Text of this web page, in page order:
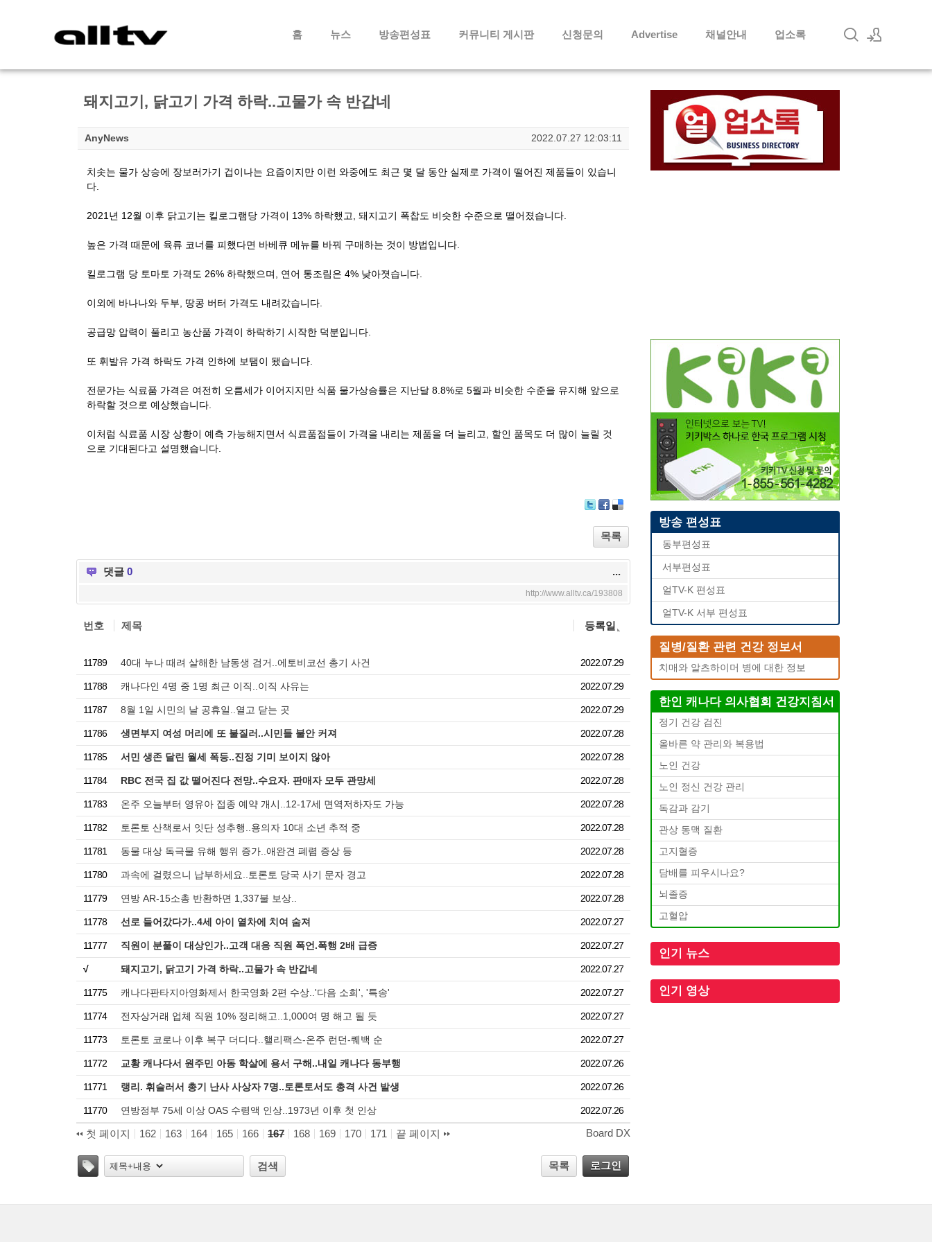
로그인
회원가입
홈 뉴스 방송편성표 커뮤니티 게시판 신청문의 Advertise 채널안내 업소록
돼지고기, 닭고기 가격 하락..고물가 속 반갑네
AnyNews 2022.07.27 12:03:11
치솟는 물가 상승에 장보러가기 겁이나는 요즘이지만 이런 와중에도 최근 몇 달 동안 실제로 가격이 떨어진 제품들이 있습니
다.
2021년 12월 이후 닭고기는 킬로그램당 가격이 13% 하락했고, 돼지고기 폭찹도 비슷한 수준으로 떨어졌습니다.
높은 가격 때문에 육류 코너를 피했다면 바베큐 메뉴를 바꿔 구매하는 것이 방법입니다.
킬로그램 당 토마토 가격도 26% 하락했으며, 연어 통조림은 4% 낮아졋습니다.
이외에 바나나와 두부, 땅콩 버터 가격도 내려갔습니다.
공급망 압력이 풀리고 농산품 가격이 하락하기 시작한 덕분입니다.
또 휘발유 가격 하락도 가격 인하에 보탬이 됐습니다.
전문가는 식료품 가격은 여전히 오름세가 이어지지만 식품 물가상승률은 지난달 8.8%로 5월과 비슷한 수준을 유지해 앞으로
하락할 것으로 예상했습니다.
이처럼 식료품 시장 상황이 예측 가능해지면서 식료품점들이 가격을 내리는 제품을 더 늘리고, 할인 품목도 더 많이 늘릴 것
으로 기대된다고 설명했습니다.
wi
r
ac
eb
oo
k
eli
ci
ou
s
목록
댓글 0 ...
http://www.alltv.ca/193808
번호 제목 등록일
11789 40대 누나 때려 살해한 남동생 검거..에토비코선 총기 사건 2022.07.29
11788 캐나다인 4명 중 1명 최근 이직..이직 사유는 2022.07.29
11787 8월 1일 시민의 날 공휴일..열고 닫는 곳 2022.07.29
11786 생면부지 여성 머리에 또 불질러..시민들 불안 커져 2022.07.28
11785 서민 생존 달린 월세 폭등..진정 기미 보이지 않아 2022.07.28
11784 RBC 전국 집 값 떨어진다 전망..수요자. 판매자 모두 관망세 2022.07.28
11783 온주 오늘부터 영유아 접종 예약 개시..12-17세 면역저하자도 가능 2022.07.28
11782 토론토 산책로서 잇단 성추행..용의자 10대 소년 추적 중 2022.07.28
11781 동물 대상 독극물 유해 행위 증가..애완견 폐렴 증상 등 2022.07.28
11780 과속에 걸렸으니 납부하세요..토론토 당국 사기 문자 경고 2022.07.28
11779 연방 AR-15소총 반환하면 1,337불 보상.. 2022.07.28
11778 선로 들어갔다가..4세 아이 열차에 치여 숨져 2022.07.27
11777 직원이 분풀이 대상인가..고객 대응 직원 폭언.폭행 2배 급증 2022.07.27
√ 돼지고기, 닭고기 가격 하락..고물가 속 반갑네 2022.07.27
11775 캐나다판타지아영화제서 한국영화 2편 수상..'다음 소희', '특송' 2022.07.27
11774 전자상거래 업체 직원 10% 정리해고..1,000여 명 해고 될 듯 2022.07.27
11773 토론토 코로나 이후 복구 더디다..핼리팩스-온주 런던-퀘백 순 2022.07.27
11772 교황 캐나다서 원주민 아동 학살에 용서 구해..내일 캐나다 동부행 2022.07.26
11771 랭리. 휘슬러서 총기 난사 사상자 7명..토론토서도 총격 사건 발생 2022.07.26
11770 연방정부 75세 이상 OAS 수령액 인상..1973년 이후 첫 인상 2022.07.26
첫 페이지 162 163 164 165 166 167 168 169 170 171 끝 페이지
Board DX
검색
목록 로그인
방송 편성표
동부편성표
서부편성표
얼TV-K 편성표
얼TV-K 서부 편성표
질병/질환 관련 건강 정보서
치매와 알츠하이머 병에 대한 정보
한인 캐나다 의사협회 건강지침서
정기 건강 검진
올바른 약 관리와 복용법
노인 건강
노인 정신 건강 관리
독감과 감기
관상 동맥 질환
고지혈증
담배를 피우시나요?
뇌졸증
고혈압
인기 뉴스
인기 영상